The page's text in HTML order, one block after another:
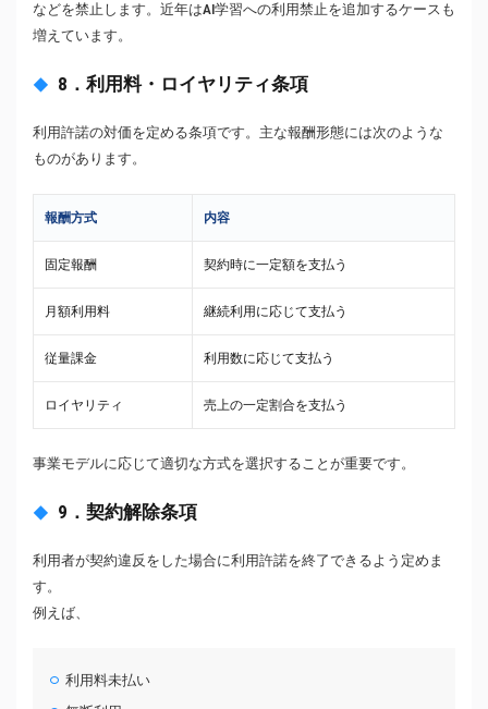
などを禁止します。近年はAI学習への利用禁止を追加するケースも
増えています。
8．利用料・ロイヤリティ条項
利用許諾の対価を定める条項です。主な報酬形態には次のような
ものがあります。
報酬方式 内容
固定報酬 契約時に一定額を支払う
月額利用料 継続利用に応じて支払う
従量課金 利用数に応じて支払う
ロイヤリティ 売上の一定割合を支払う
事業モデルに応じて適切な方式を選択することが重要です。
9．契約解除条項
利用者が契約違反をした場合に利用許諾を終了できるよう定めま
す。
例えば、
利用料未払い